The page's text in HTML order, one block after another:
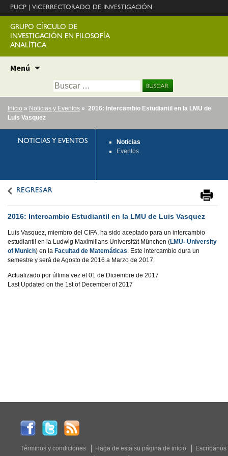
PUCP VICERRECTORADO DE INVESTIGACIÓN
GRUPO CÍRCULO DE
INVESTIGACIÓN EN FILOSOFÍA
ANALÍTICA
Menú
contenido
Buscar:
Inicio » Noticias y Eventos » 2016: Intercambio Estudiantil en la LMU de
Luis Vasquez
NOTICIAS Y EVENTOS
Noticias
Eventos
REGRESAR
2016: Intercambio Estudiantil en la LMU de Luis Vasquez
Luis Vasquez, miembro del CIFA, ha sido aceptado para un intercambio
estudiantil en la Ludwig Maximilians Universität München (LMU- University
of Munich) en la Facultad de Matemáticas. Este intercambio dura un
semestre y será de Agosto de 2016 a Marzo de 2017.
Actualizado por última vez el 01 de Diciembre de 2017
Last Updated on the 1st of December of 2017
Términos y condiciones Haga de esta su página de inicio
Escríbanos